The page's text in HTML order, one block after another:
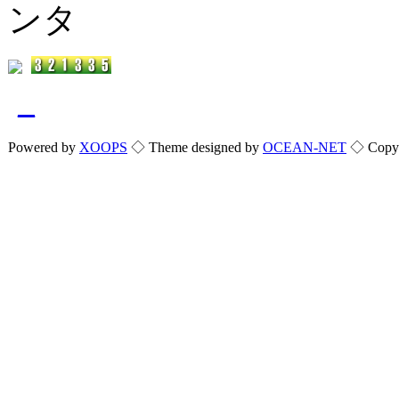
ンタ
Powered by XOOPS ◇ Theme designed by OCEAN-NET ◇